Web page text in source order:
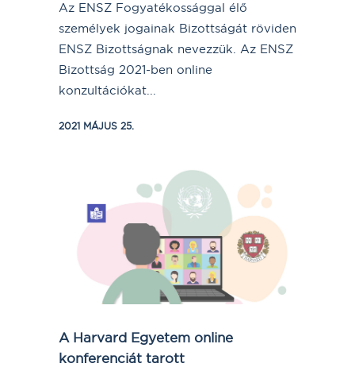
Az ENSZ Fogyatékossággal élő
személyek jogainak Bizottságát röviden
ENSZ Bizottságnak nevezzük. Az ENSZ
Bizottság 2021-ben online
konzultációkat...
2021 MÁJUS 25.
A Harvard Egyetem online
konferenciát tarott